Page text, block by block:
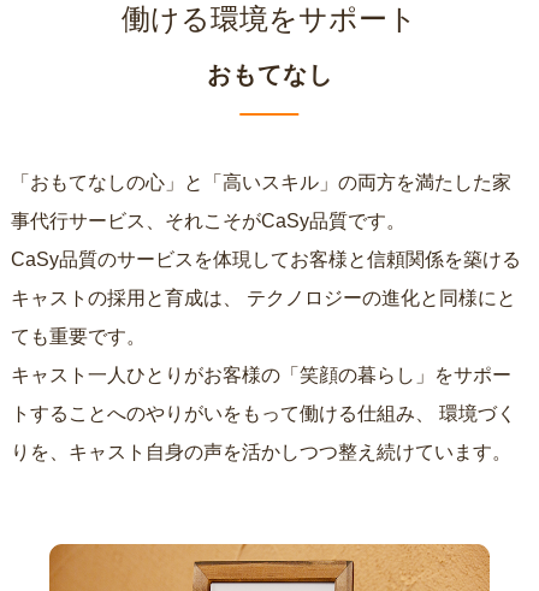
働ける環境をサポート
おもてなし
「おもてなしの心」と「高いスキル」の両方を満たした家
事代行サービス、それこそがCaSy品質です。
CaSy品質のサービスを体現してお客様と信頼関係を築ける
キャストの採用と育成は、
ても重要です。
キャスト一人ひとりがお客様の「笑顔の暮らし」をサポー
トすることへのやりがいをもって働ける仕組み、
りを、キャスト自身の声を活かしつつ整え続けています。